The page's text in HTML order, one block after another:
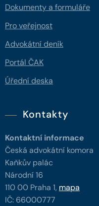
Dokumenty a formuláře
Pro veřejnost
Advokátní deník
Portál ČAK
Úřední deska
Kontakty
Kontaktní informace
Česká advokátní komora
Kaňkův palác
Národní 16
110 00 Praha 1, mapa
IČ: 66000777